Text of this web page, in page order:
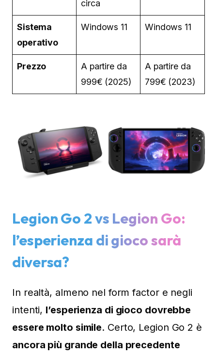
circa
Sistema
operativo
Windows 11 Windows 11
Prezzo
A partire da
999€ (2025)
A partire da
799€ (2023)
Legion Go 2 vs Legion Go:
l’esperienza di gioco sarà
diversa?
In realtà, almeno nel form factor e negli
intenti, l’esperienza di gioco dovrebbe
essere molto simile. Certo, Legion Go 2 è
ancora più grande della precedente